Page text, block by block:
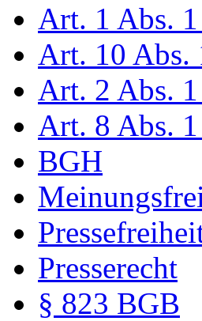
Art. 1 Abs.
Art. 10 Abs.
Art. 2 Abs.
Art. 8 Abs.
BGH
Presserecht
§ 823 BGB